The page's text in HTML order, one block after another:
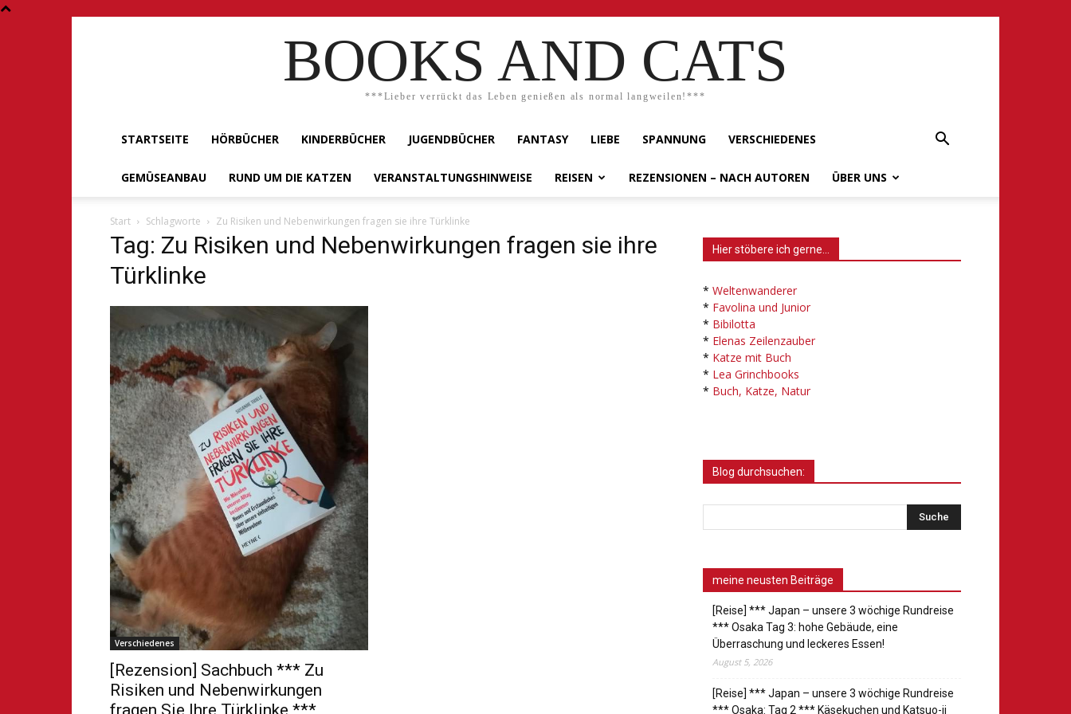
BOOKS AND CATS
***Lieber verrückt das Leben genießen als normal langweilen!***
STARTSEITE HÖRBÜCHER KINDERBÜCHER JUGENDBÜCHER FANTASY LIEBE SPANNUNG VERSCHIEDENES
GEMÜSEANBAU RUND UM DIE KATZEN VERANSTALTUNGSHINWEISE REISEN REZENSIONEN – NACH AUTOREN ÜBER UNS
Start Schlagworte Zu Risiken und Nebenwirkungen fragen sie ihre Türklinke
Tag: Zu Risiken und Nebenwirkungen fragen sie ihre
Türklinke
Verschiedenes
[Rezension] Sachbuch *** Zu
Risiken und Nebenwirkungen
fragen Sie Ihre Türklinke ***
Hier stöbere ich gerne…
* Weltenwanderer
* Favolina und Junior
* Bibilotta
* Elenas Zeilenzauber
* Katze mit Buch
* Lea Grinchbooks
* Buch, Katze, Natur
Blog durchsuchen:
meine neusten Beiträge
[Reise] *** Japan – unsere 3 wöchige Rundreise
*** Osaka Tag 3: hohe Gebäude, eine
Überraschung und leckeres Essen!
August 5, 2026
[Reise] *** Japan – unsere 3 wöchige Rundreise
*** Osaka: Tag 2 *** Käsekuchen und Katsuo-ji